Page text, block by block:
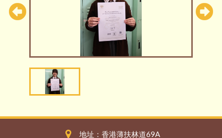
地址：香港薄扶林道69A